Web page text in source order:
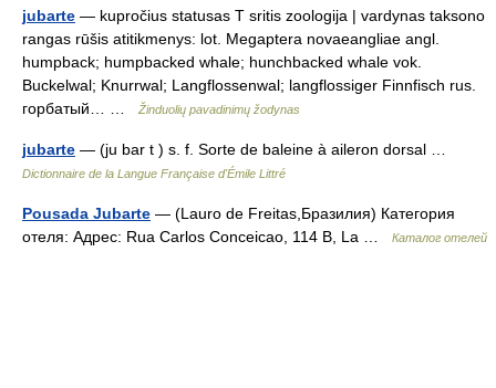
jubarte — kupročius statusas T sritis zoologija | vardynas taksono
rangas rūšis atitikmenys: lot. Megaptera novaeangliae angl.
humpback; humpbacked whale; hunchbacked whale vok.
Buckelwal; Knurrwal; Langflossenwal; langflossiger Finnfisch rus.
горбатый… …
Žinduolių pavadinimų žodynas
jubarte — (ju bar t ) s. f. Sorte de baleine à aileron dorsal …
Dictionnaire de la Langue Française d'Émile Littré
Pousada Jubarte — (Lauro de Freitas,Бразилия) Категория
отеля: Адрес: Rua Carlos Conceicao, 114 B, La …
Каталог отелей